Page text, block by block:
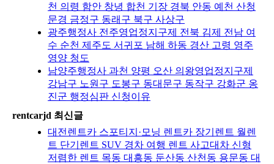
천 의령 함안 창녕 합천 기장 경북 안동 예천 산청
문경 금정구 동래구 북구 사상구
광주행정사 전주영업정지구제 전북 김제 전남 여
수 순천 제주도 서귀포 남해 하동 경산 고령 영주
영양 청도
남양주행정사 과천 양평 오산 의왕영업정지구제
강남구 노원구 도봉구 동대문구 동작구 강화군 옹
진군 행정심판 신청이유
rentcarjd 최신글
대전렌트카 스포티지·모닝 렌트카 장기렌트 월렌
트 단기렌트 SUV 경차 여행 렌트 사고대차 신형
저렴한 렌트 목동 대흥동 둔산동 산천동 용문동 대